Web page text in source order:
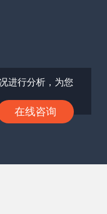
进行分析，为您
在线咨询